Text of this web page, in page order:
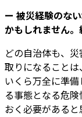
ー 被災経験のな
かもしれません。
どの自治体も、
取りになることは
いくら万全に準
る事態となる危
おく必要があると